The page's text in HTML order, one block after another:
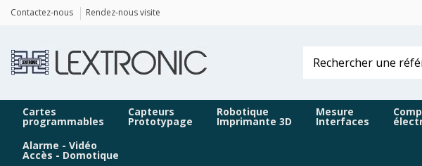
Contactez-nous Rendez-nous visite
Cartes
programmables
Capteurs
Prototypage
Robotique
Imprimante 3D
Mesure
Interfaces
Alarme - Vidéo
Accès - Domotique
Panneau de gestion des cookies